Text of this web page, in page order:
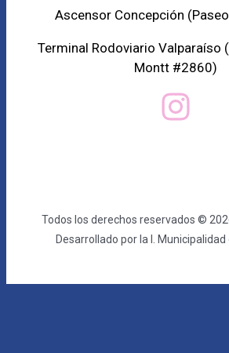
Ascensor Concepción (
Terminal Rodoviario Valparaíso
Montt #2860)
Todos los derechos reservados ©
Desarrollado por la I.